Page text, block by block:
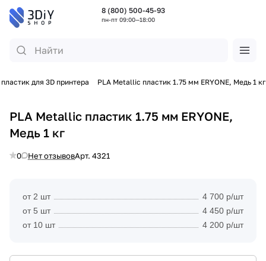
8 (800) 500-45-93
пн-пт 09:00—18:00
для 3D принтера PLA Metallic пластик 1.75 мм ERYONE, Медь 1 кг
PLA Metallic пластик 1.75 мм ERYONE,
Медь 1 кг
0 Нет отзывовАрт. 4321
от 2 шт
4 700 р/шт
от 5 шт
4 450 р/шт
от 10 шт
4 200 р/шт